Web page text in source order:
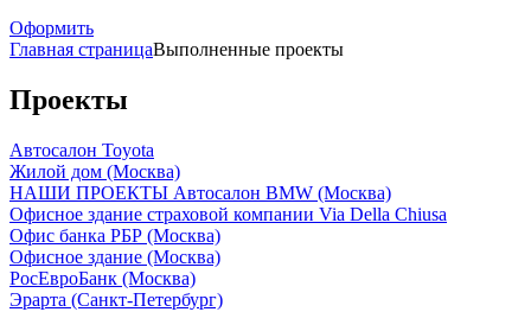
Оформить
Главная страницаВыполненные проекты
Проекты
Автосалон Toyota
Жилой дом (Москва)
НАШИ ПРОЕКТЫ Автосалон BMW (Москва)
Офисное здание страховой компании Via Della Chiusa
Офис банка РБР (Москва)
Офисное здание (Москва)
РосЕвроБанк (Москва)
Эрарта (Санкт-Петербург)